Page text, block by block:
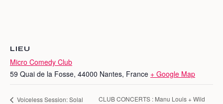
LIEU
Micro Comedy Club
59 Quai de la Fosse, 44000 Nantes, France + Google Map
Voiceless Session: Solal
CLUB CONCERTS : Manu Louis + Wild